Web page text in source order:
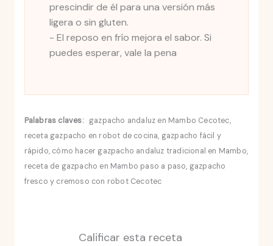
prescindir de él para una versión más
ligera o sin gluten.
- El reposo en frío mejora el sabor. Si
puedes esperar, vale la pena
Palabras claves: gazpacho andaluz en Mambo Cecotec,
receta gazpacho en robot de cocina, gazpacho fácil y
rápido, cómo hacer gazpacho andaluz tradicional en Mambo,
receta de gazpacho en Mambo paso a paso, gazpacho
fresco y cremoso con robot Cecotec
Calificar esta receta